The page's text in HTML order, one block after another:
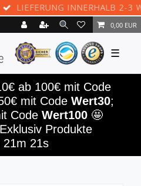
LIEFERUNG INNERHALB 2-3
0,00 EUR
☰
ab 100€ mit Code
mit Code Wert30;
Code Wert100 🤩
Produkte
21m 21s